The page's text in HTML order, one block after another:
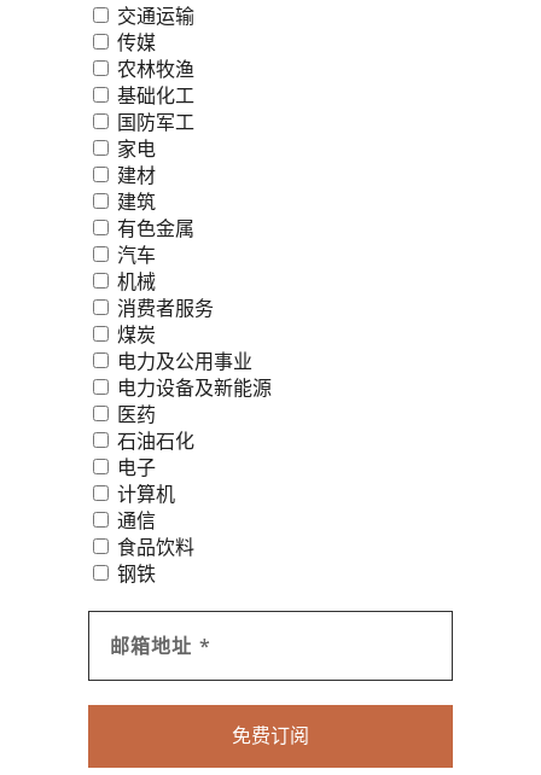
交通运输
传媒
农林牧渔
基础化工
国防军工
家电
建材
建筑
有色金属
汽车
机械
消费者服务
煤炭
电力及公用事业
电力设备及新能源
医药
石油石化
电子
计算机
通信
食品饮料
钢铁